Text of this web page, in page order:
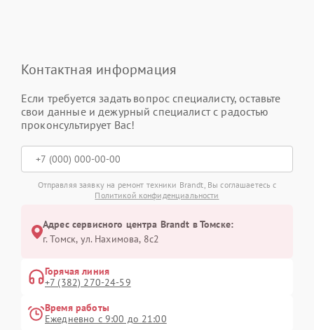
Контактная информация
Если требуется задать вопрос специалисту, оставьте
свои данные и дежурный специалист с радостью
проконсультирует Вас!
Отправляя заявку на ремонт техники Brandt, Вы соглашаетесь с
Политикой конфиденциальности
Адрес сервисного центра Brandt в Томске:
г. Томск, ул. Нахимова, 8с2
Горячая линия
+7 (382) 270-24-59
Время работы
Ежедневно с 9:00 до 21:00